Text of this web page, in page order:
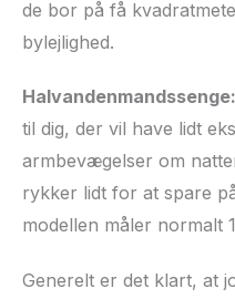
de bor på få
bylejlighed.
Halvandenmandssenge:
til dig, der vil have lidt
armbevægelser om
rykker lidt for at spare
modellen måler normalt
Generelt er det klart, at